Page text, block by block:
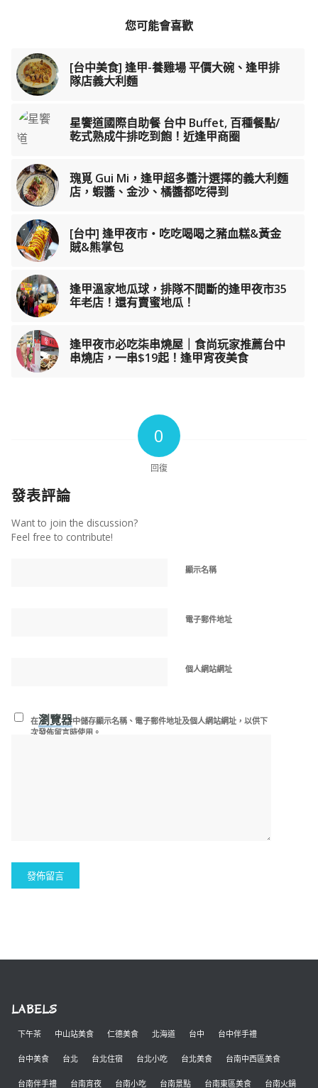
您可能會喜歡
[台中美食] 逢甲-養雞場 平價大碗、逢甲排
隊店義大利麵
星饗道國際自助餐 台中 Buffet, 百種餐點/
乾式熟成牛排吃到飽！近逢甲商圈
瑰覓 Gui Mi，逢甲超多醬汁選擇的義大利麵
店，蝦醬、金沙、橘醬都吃得到
[台中] 逢甲夜市‧吃吃喝喝之豬血糕&黃金
賊&熊掌包
逢甲溫家地瓜球，排隊不間斷的逢甲夜市35
年老店！還有賣蜜地瓜！
逢甲夜市必吃柒串燒屋｜食尚玩家推薦台中
串燒店，一串$19起！逢甲宵夜美食
0
回復
發表評論
Want to join the discussion?
Feel free to contribute!
顯示名稱
電子郵件地址
個人網站網址
在瀏覽器中儲存顯示名稱、電子郵件地址及個人網站網址，以供下
次發佈留言時使用。
LABELS
下午茶 中山站美食 仁德美食 北海道 台中 台中伴手禮
台中美食 台北 台北住宿 台北小吃 台北美食 台南中西區美食
台南伴手禮 台南宵夜 台南小吃 台南景點 台南東區美食 台南火鍋